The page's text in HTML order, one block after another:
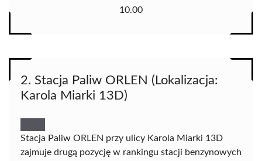
10.00
2. Stacja Paliw ORLEN (Lokalizacja:
Karola Miarki 13D)
Stacja Paliw ORLEN przy ulicy Karola Miarki 13D
zajmuje drugą pozycję w rankingu stacji benzynowych